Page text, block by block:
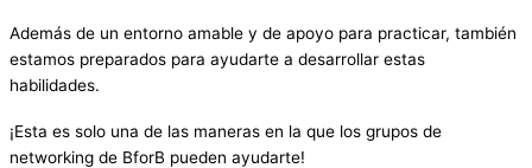
Además de un entorno amable y de apoyo para practicar, también
estamos preparados para ayudarte a desarrollar estas
habilidades.
¡Esta es solo una de las maneras en la que los grupos de
networking de BforB pueden ayudarte!